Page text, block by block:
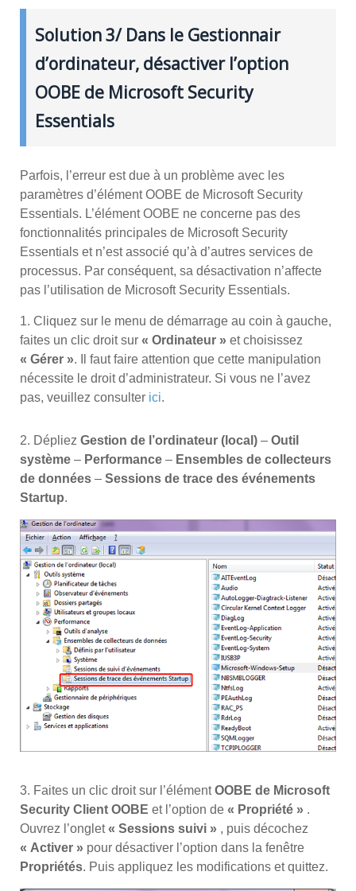
Solution 3/ Dans le Gestionnair
d’ordinateur, désactiver l’option
OOBE de Microsoft Security
Essentials
Parfois, l’erreur est due à un problème avec les
paramètres d’élément OOBE de Microsoft Security
Essentials. L’élément OOBE ne concerne pas des
fonctionnalités principales de Microsoft Security
Essentials et n’est associé qu’à d’autres services de
processus. Par conséquent, sa désactivation n’affecte
pas l’utilisation de Microsoft Security Essentials.
1. Cliquez sur le menu de démarrage au coin à gauche,
faites un clic droit sur « Ordinateur » et choisissez
« Gérer ». Il faut faire attention que cette manipulation
nécessite le droit d’administrateur. Si vous ne l’avez
pas, veuillez consulter ici.
2. Dépliez Gestion de l’ordinateur (local) – Outil
système – Performance – Ensembles de collecteurs
de données – Sessions de trace des événements
Startup.
3. Faites un clic droit sur l’élémentOOBE de Microsoft
Security Client OOBE et l’option de « Propriété » .
Ouvrez l’onglet« Sessions suivi » , puis décochez
« Activer » pour désactiver l’option dans la fenêtre
Propriétés. Puis appliquez les modifications et quittez.